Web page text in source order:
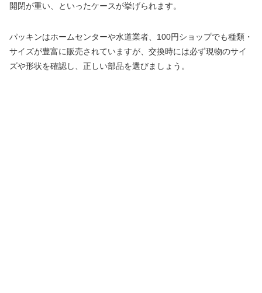
開閉が重い、といったケースが挙げられます。
パッキンはホームセンターや水道業者、100円ショップでも種類・
サイズが豊富に販売されていますが、交換時には必ず現物のサイ
ズや形状を確認し、正しい部品を選びましょう。